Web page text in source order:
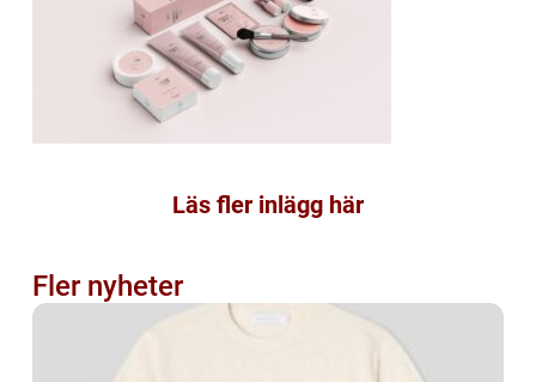
Läs fler inlägg här
Fler nyheter